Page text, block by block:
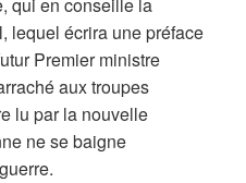
qui en conseille la
lequel écrira une préface
Premier ministre
aux troupes
lu par la nouvelle
ne se baigne